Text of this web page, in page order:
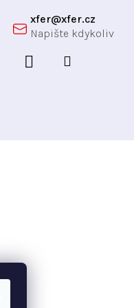
xfer@xfer.cz